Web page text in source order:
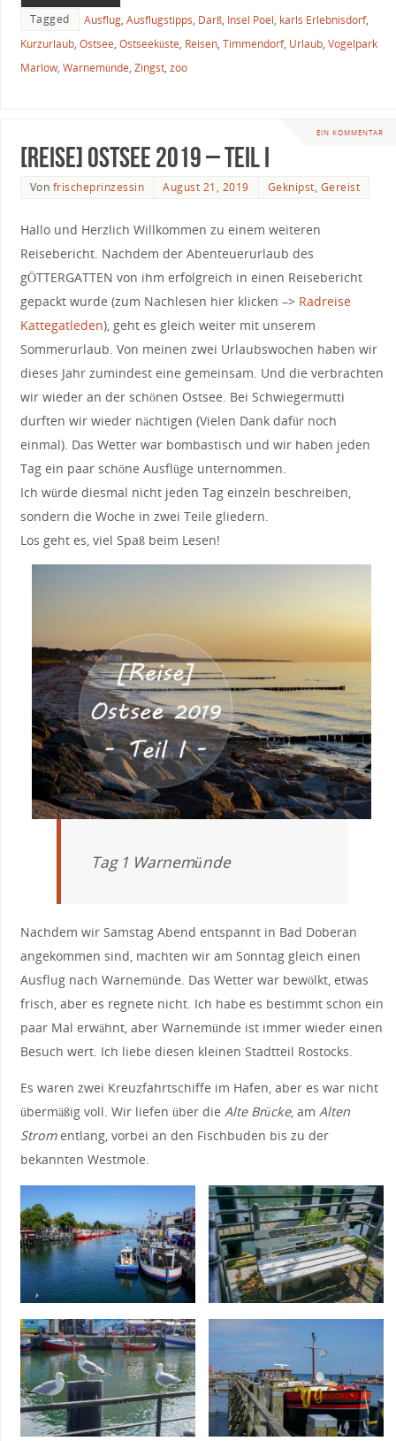
Tagged Ausflug, Ausflugstipps, Darß, Insel Poel, karls Erlebnisdorf,
Kurzurlaub, Ostsee, Ostseeküste, Reisen, Timmendorf, Urlaub, Vogelpark
Marlow, Warnemünde, Zingst, zoo
EIN KOMMENTAR
[Reise] Ostsee 2019 – Teil I
Von frischeprinzessin August 21, 2019 Geknipst, Gereist
Hallo und Herzlich Willkommen zu einem weiteren
Reisebericht. Nachdem der Abenteuerurlaub des
gÖTTERGATTEN von ihm erfolgreich in einen Reisebericht
gepackt wurde (zum Nachlesen hier klicken –> Radreise
Kattegatleden), geht es gleich weiter mit unserem
Sommerurlaub. Von meinen zwei Urlaubswochen haben wir
dieses Jahr zumindest eine gemeinsam. Und die verbrachten
wir wieder an der schönen Ostsee. Bei Schwiegermutti
durften wir wieder nächtigen (Vielen Dank dafür noch
einmal). Das Wetter war bombastisch und wir haben jeden
Tag ein paar schöne Ausflüge unternommen.
Ich würde diesmal nicht jeden Tag einzeln beschreiben,
sondern die Woche in zwei Teile gliedern.
Los geht es, viel Spaß beim Lesen!
Tag 1 Warnemünde
Nachdem wir Samstag Abend entspannt in Bad Doberan
angekommen sind, machten wir am Sonntag gleich einen
Ausflug nach Warnemünde. Das Wetter war bewölkt, etwas
frisch, aber es regnete nicht. Ich habe es bestimmt schon ein
paar Mal erwähnt, aber Warnemünde ist immer wieder einen
Besuch wert. Ich liebe diesen kleinen Stadtteil Rostocks.
Es waren zwei Kreuzfahrtschiffe im Hafen, aber es war nicht
übermäßig voll. Wir liefen über die Alte Brücke, am Alten
Stromentlang, vorbei an den Fischbuden bis zu der
bekannten Westmole.